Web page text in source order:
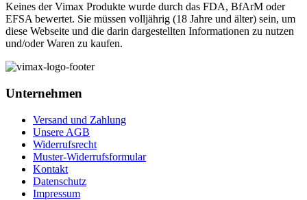
Keines der Vimax Produkte wurde durch das FDA, BfArM oder
EFSA bewertet. Sie müssen volljährig (18 Jahre und älter) sein, um
diese Webseite und die darin dargestellten Informationen zu nutzen
und/oder Waren zu kaufen.
Unternehmen
Versand und Zahlung
Unsere AGB
Widerrufsrecht
Muster-Widerrufsformular
Kontakt
Datenschutz
Impressum